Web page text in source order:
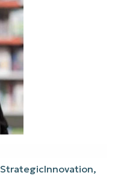
StrategicInnovation,